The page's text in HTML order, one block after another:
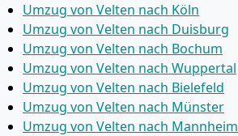
Umzug von Velten nach Köln
Umzug von Velten nach Duisburg
Umzug von Velten nach Bochum
Umzug von Velten nach Wuppertal
Umzug von Velten nach Bielefeld
Umzug von Velten nach Münster
Umzug von Velten nach Mannheim